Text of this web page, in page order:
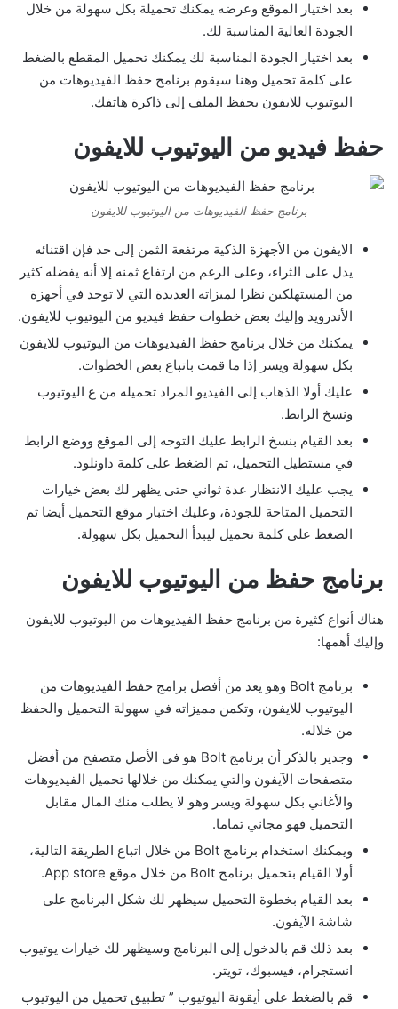
بعد اختيار الموقع وعرضه يمكنك تحميلة بكل سهولة من خلال
الجودة العالية المناسبة لك.
بعد اختيار الجودة المناسبة لك يمكنك تحميل المقطع بالضغط
على كلمة تحميل وهنا سيقوم برنامج حفظ الفيديوهات من
اليوتيوب للايفون بحفظ الملف إلى ذاكرة هاتفك.
حفظ فيديو من اليوتيوب للايفون
برنامج حفظ الفيديوهات من اليوتيوب للايفون
الايفون من الأجهزة الذكية مرتفعة الثمن إلى حد فإن اقتنائه
يدل على الثراء، وعلى الرغم من ارتفاع ثمنه إلا أنه يفضله كثير
من المستهلكين نظرا لميزاته العديدة التي لا توجد في أجهزة
الأندرويد وإليك بعض خطوات حفظ فيديو من اليوتيوب للايفون.
يمكنك من خلال برنامج حفظ الفيديوهات من اليوتيوب للايفون
بكل سهولة ويسر إذا ما قمت باتباع بعض الخطوات.
عليك أولا الذهاب إلى الفيديو المراد تحميله من ع اليوتيوب
ونسخ الرابط.
بعد القيام بنسخ الرابط عليك التوجه إلى الموقع ووضع الرابط
في مستطيل التحميل، ثم الضغط على كلمة داونلود.
يجب عليك الانتظار عدة ثواني حتى يظهر لك بعض خيارات
التحميل المتاحة للجودة، وعليك اختبار موقع التحميل أيضا ثم
الضغط على كلمة تحميل ليبدأ التحميل بكل سهولة.
برنامج حفظ من اليوتيوب للايفون
هناك أنواع كثيرة من برنامج حفظ الفيديوهات من اليوتيوب للايفون
وإليك أهمها:
برنامج Bolt وهو يعد من أفضل برامج حفظ الفيديوهات من
اليوتيوب للايفون، وتكمن مميزاته في سهولة التحميل والحفظ
من خلاله.
وجدير بالذكر أن برنامج Bolt هو في الأصل متصفح من أفضل
متصفحات الآيفون والتي يمكنك من خلالها تحميل الفيديوهات
والأغاني بكل سهولة ويسر وهو لا يطلب منك المال مقابل
التحميل فهو مجاني تماما.
ويمكنك استخدام برنامج Bolt من خلال اتباع الطريقة التالية،
أولا القيام بتحميل برنامج Bolt من خلال موقع App store.
بعد القيام بخطوة التحميل سيظهر لك شكل البرنامج على
شاشة الآيفون.
بعد ذلك قم بالدخول إلى البرنامج وسيظهر لك خيارات يوتيوب
انستجرام، فيسبوك، تويتر.
قم بالضغط على أيقونة اليوتيوب ” تطبيق تحميل من اليوتيوب